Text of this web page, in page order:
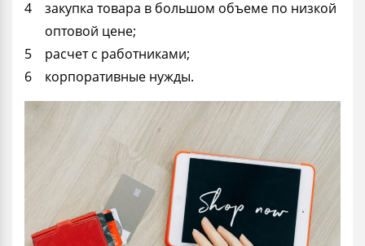
закупка товара в большом объеме по низкой
оптовой цене;
расчет с работниками;
корпоративные нужды.